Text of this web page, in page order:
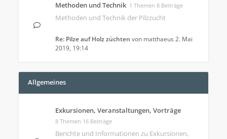
Methoden und Technik 1 Themen 8 Beiträge
Methoden und Technik der Pilzzucht
Re: Pilze auf Holz züchten von matthaeus 2. Mai
2019, 19:14
Allgemeines
Exkursionen, Veranstaltungen, Vorträge
8 Themen 16 Beiträge
Berichte und Informationen zu Exkursionen,